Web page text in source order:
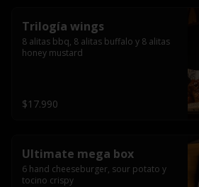
Trilogía wings
8 alitas bbq, 8 alitas buffalo y 8 alitas
honey mustard
$17.990
Ultimate mega box
6 hand cheeseburger, sour potato y
tocino crispy